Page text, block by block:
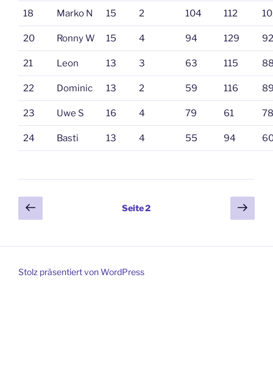
18 Marko N 15 2 104 112
20 Ronny W 15 4 94 129 92
21 Leon 13 3 63 115
22 Dominic 13 2 59 116
23 Uwe S 16 4 79 61 78
24 Basti 13 4 55 94
Seitennummerierung
der
Vorherige
Seite
Seite2
Stolz präsentiert von WordPress